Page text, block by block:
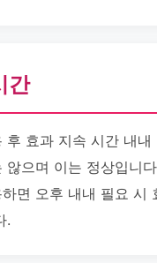
간
후 효과 지속 시간 내내
않으며 이는 정상입니
면 오후 내내 필요 시
.